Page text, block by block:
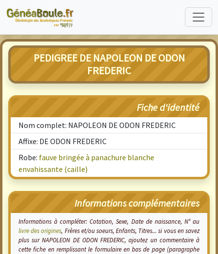
PEDIGREE DE NAPOLEON DE ODON
FREDERIC
Fiche d'identité
Nom complet: NAPOLEON DE ODON FREDERIC
Affixe: DE ODON FREDERIC
Robe: fauve bringée à panachure blanche
envahissante (caille)
Informations complémentaires
Informations à compléter: Cotation, Sexe, Date de naissance, N° au
livre des origines, Frères et/ou soeurs, Enfants, Titres... si vous en savez
plus sur NAPOLEON DE ODON FREDERIC, ajoutez un commentaire à
cette fiche en remplissant le formulaire en bas de page (paragraphe